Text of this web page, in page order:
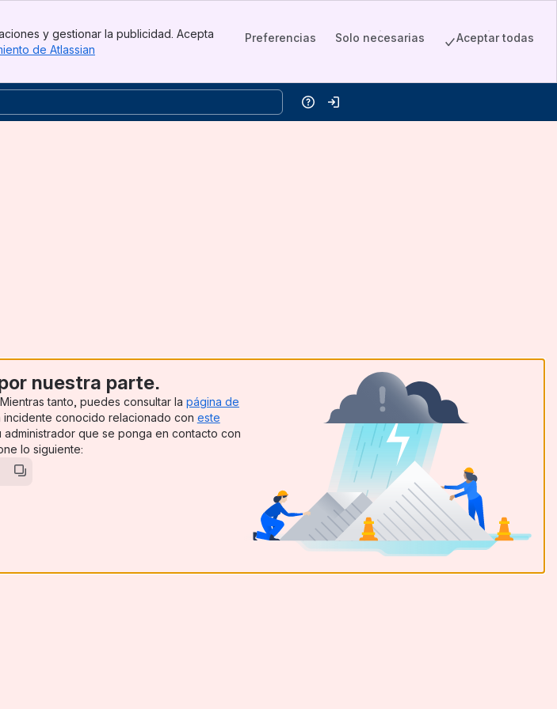
y gestionar la publicidad. Acepta
de Atlassian
Preferencias Solo necesarias Aceptar todas
AyudaIniciar sesión
nuestra parte.
tanto, puedes consultar la página de
conocido relacionado con este
que se ponga en contacto con
lo siguiente: